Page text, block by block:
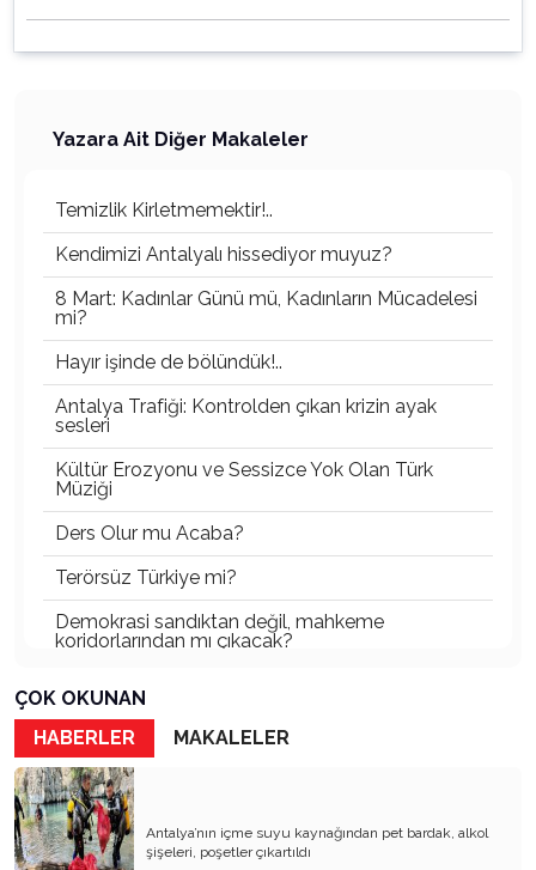
Yazara Ait Diğer Makaleler
Temizlik Kirletmemektir!..
Kendimizi Antalyalı hissediyor muyuz?
8 Mart: Kadınlar Günü mü, Kadınların Mücadelesi
mi?
Hayır işinde de bölündük!..
Antalya Trafiği: Kontrolden çıkan krizin ayak
sesleri
Kültür Erozyonu ve Sessizce Yok Olan Türk
Müziği
Ders Olur mu Acaba?
Terörsüz Türkiye mi?
Demokrasi sandıktan değil, mahkeme
koridorlarından mı çıkacak?
Gazetecinin kaderi!..
Turizmde Herşey Dahil Sistemi tartışılmalı
MB Başkanı ve Şimşek’e
Padişahın Vergi Deneyi!..
Erdoğan ve Özel’e açık mektup!..
ÇOK OKUNAN
HABERLER
MAKALELER
Antalya’nın içme suyu kaynağından pet bardak, alkol
şişeleri, poşetler çıkartıldı